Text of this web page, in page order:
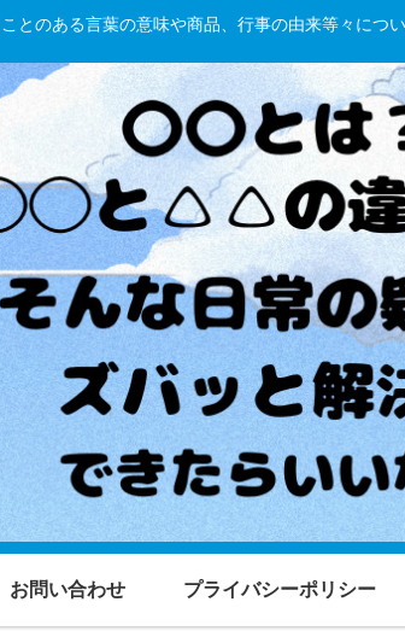
とのある言葉の意味や商品、行事の由来等々につ
お問い合わせ プライバシーポリシー